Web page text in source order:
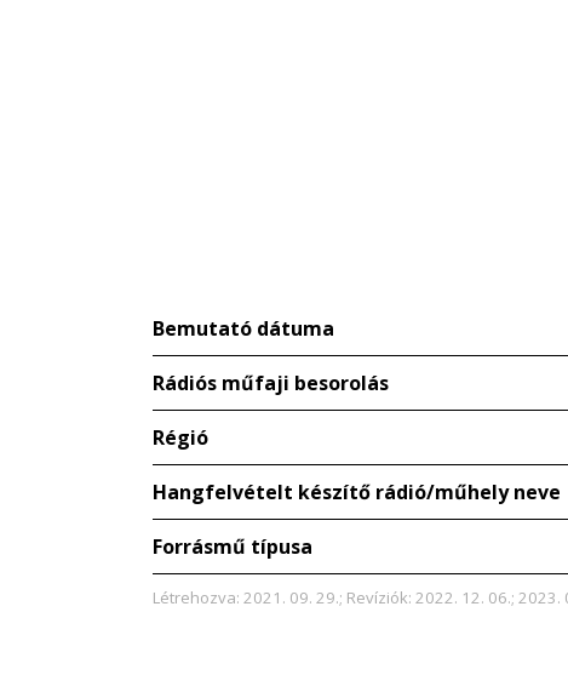
Bemutató dátuma
Rádiós műfaji besorolás
Régió
Hangfelvételt készítő rádió/műhely neve
Forrásmű típusa
Létrehozva: 2021. 09. 29.; Revíziók: 2022. 12. 06.; 2023.